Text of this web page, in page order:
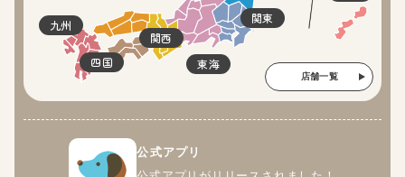
関東
東海
関西
四国
九州
店舗一覧
公式アプリ